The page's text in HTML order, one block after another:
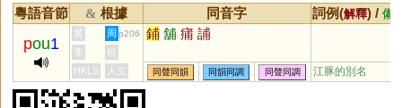
粵語音節 & 根據 同音字 詞例(解釋) / 備
pou1
黃 周 p206 鋪 舖 痡 誧
李
何
HKLS
人文 同聲同韻 同韻同調 同聲同調 江豚的別名